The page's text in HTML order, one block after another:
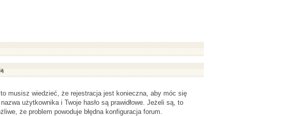
musisz wiedzieć, że rejestracja jest konieczna, aby móc się
użytkownika i Twoje hasło są prawidłowe. Jeżeli są, to
że problem powoduje błędna konfiguracja forum.